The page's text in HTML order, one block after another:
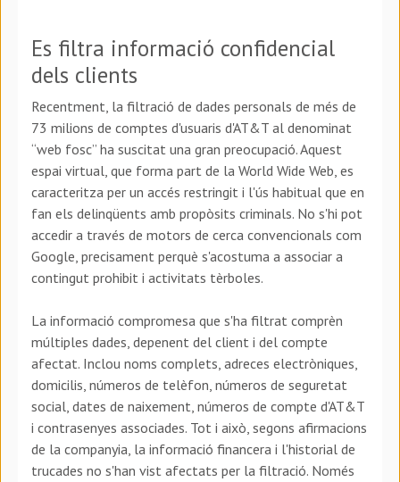
Es filtra informació confidencial
dels clients
Recentment, la filtració de dades personals de més de
73 milions de comptes d'usuaris d'AT&T al denominat
“web fosc” ha suscitat una gran preocupació. Aquest
espai virtual, que forma part de la World Wide Web, es
caracteritza per un accés restringit i l'ús habitual que en
fan els delinqüents amb propòsits criminals. No s'hi pot
accedir a través de motors de cerca convencionals com
Google, precisament perquè s'acostuma a associar a
contingut prohibit i activitats tèrboles.
La informació compromesa que s'ha filtrat comprèn
múltiples dades, depenent del client i del compte
afectat. Inclou noms complets, adreces electròniques,
domicilis, números de telèfon, números de seguretat
social, dates de naixement, números de compte d'AT&T
i contrasenyes associades. Tot i això, segons afirmacions
de la companyia, la informació financera i l'historial de
trucades no s'han vist afectats per la filtració. Només